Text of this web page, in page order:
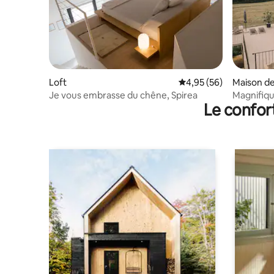
Loft Évaluation moyenne
4,95 (56)
Je vous embrasse du chêne, Spirea
Maison
sur la mer
Le